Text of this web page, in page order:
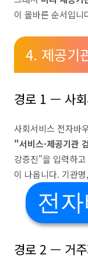
이 올바른 순서입니
4. 제공기
경로 1 — 사회
사회서비스 전자바
"서비스·제공기관
강증진"을 입력하
이 나옵니다. 기관
전
경로 2 — 거주